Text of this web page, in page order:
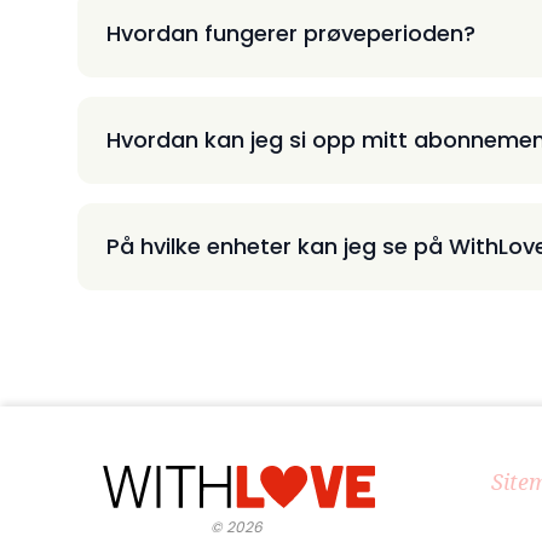
Hvordan fungerer prøveperioden?
Hvordan kan jeg si opp mitt
På hvilke enheter kan jeg se på
©2026